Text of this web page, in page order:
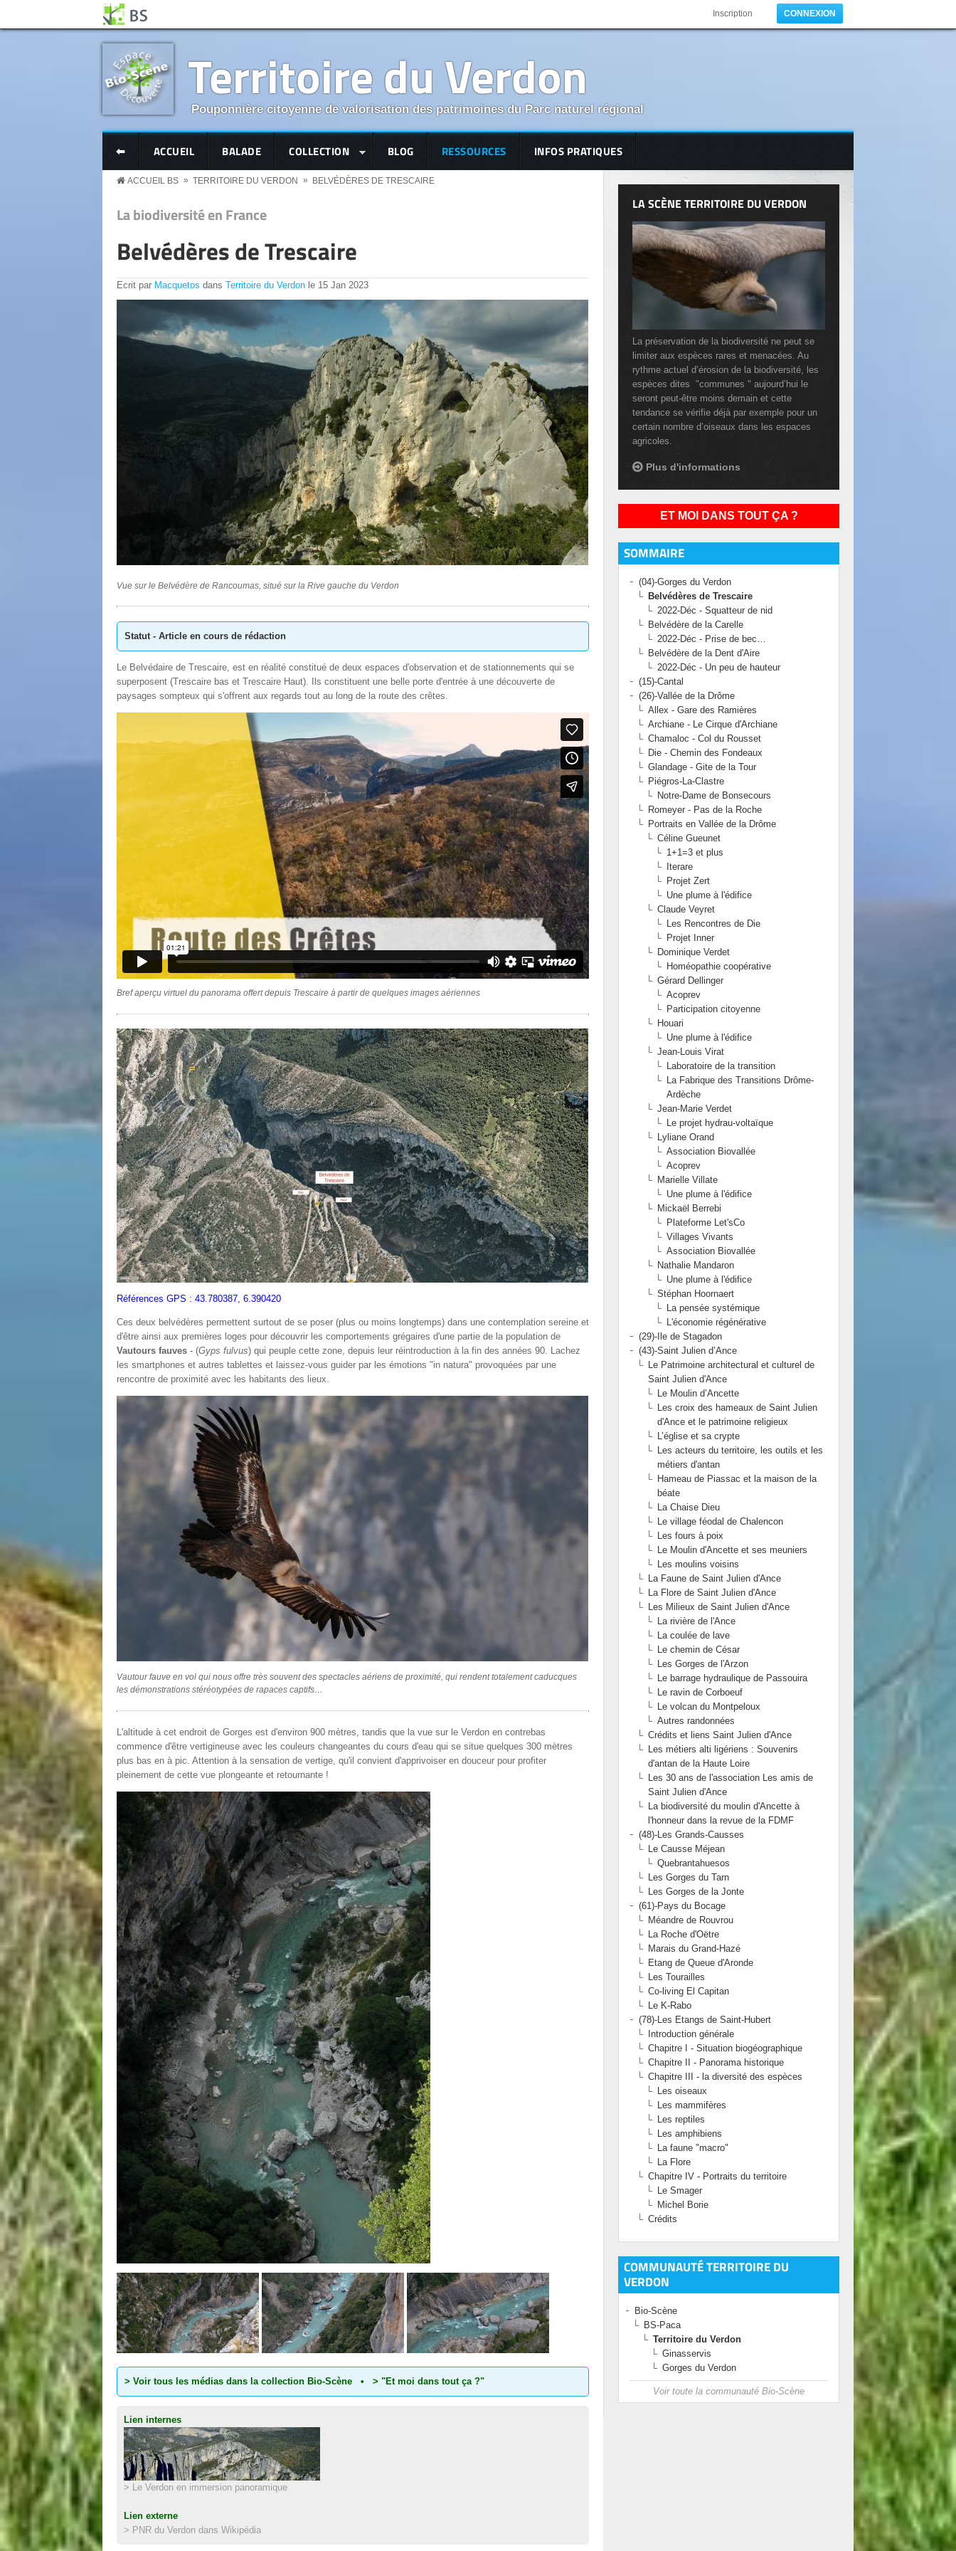
Aller au contenu principal
Inscription CONNEXION
Territoire du Verdon
Pouponnière citoyenne de valorisation des patrimoines du Parc naturel régional
BS MENU
⬅ ACCUEIL BALADE COLLECTION BLOG RESSOURCES INFOS PRATIQUES
ACCUEIL BS » TERRITOIRE DU VERDON » BELVÉDÈRES DE TRESCAIRE
La biodiversité en France
Belvédères de Trescaire
Ecrit par Macquetos dans Territoire du Verdon le 15 Jan 2023
Vue sur le Belvédère de Rancoumas, situé sur la Rive gauche du Verdon
Statut - Article en cours de rédaction
Le Belvédaire de Trescaire, est en réalité constitué de deux espaces d'observation et de stationnements qui se
superposent (Trescaire bas et Trescaire Haut). Ils constituent une belle porte d'entrée à une découverte de
paysages sompteux qui s'offrent aux regards tout au long de la route des crêtes.
Bref aperçu virtuel du panorama offert depuis Trescaire à partir de quelques images aériennes
Références GPS : 43.780387, 6.390420
Ces deux belvédères permettent surtout de se poser (plus ou moins longtemps) dans une contemplation sereine et
d'être ainsi aux premières loges pour découvrir les comportements grégaires d'une partie de la population de
Vautours fauves - (Gyps fulvus) qui peuple cette zone, depuis leur réintroduction à la fin des années 90. Lachez
les smartphones et autres tablettes et laissez-vous guider par les émotions "in natura" provoquées par une
rencontre de proximité avec les habitants des lieux.
Vautour fauve en vol qui nous offre très souvent des spectacles aériens de proximité, qui rendent totalement caducques
les démonstrations stéréotypées de rapaces captifs…
L'altitude à cet endroit de Gorges est d'environ 900 mètres, tandis que la vue sur le Verdon en contrebas
commence d'être vertigineuse avec les couleurs changeantes du cours d'eau qui se situe quelques 300 mètres
plus bas en à pic. Attention à la sensation de vertige, qu'il convient d'apprivoiser en douceur pour profiter
pleinement de cette vue plongeante et retournante !
> Voir tous les médias dans la collection Bio-Scène • > "Et moi dans tout ça ?"
Lien internes
> Le Verdon en immersion panoramique
Lien externe
> PNR du Verdon dans Wikipédia
LA SCÈNE TERRITOIRE DU VERDON
La préservation de la biodiversité ne peut se
limiter aux espèces rares et menacées. Au
rythme actuel d’érosion de la biodiversité, les
espèces dites "communes " aujourd’hui le
seront peut-être moins demain et cette
tendance se vérifie déjà par exemple pour un
certain nombre d’oiseaux dans les espaces
agricoles.
Plus d'informations
ET MOI DANS TOUT ÇA ?
SOMMAIRE
(04)-Gorges du Verdon
Belvédères de Trescaire
2022-Déc - Squatteur de nid
Belvédère de la Carelle
2022-Déc - Prise de bec…
Belvédère de la Dent d'Aire
2022-Déc - Un peu de hauteur
(15)-Cantal
(26)-Vallée de la Drôme
Allex - Gare des Ramières
Archiane - Le Cirque d'Archiane
Chamaloc - Col du Rousset
Die - Chemin des Fondeaux
Glandage - Gite de la Tour
Piégros-La-Clastre
Notre-Dame de Bonsecours
Romeyer - Pas de la Roche
Portraits en Vallée de la Drôme
Céline Gueunet
1+1=3 et plus
Iterare
Projet Zert
Une plume à l'édifice
Claude Veyret
Les Rencontres de Die
Projet Inner
Dominique Verdet
Homéopathie coopérative
Gérard Dellinger
Acoprev
Participation citoyenne
Houari
Une plume à l'édifice
Jean-Louis Virat
Laboratoire de la transition
La Fabrique des Transitions Drôme-
Ardèche
Jean-Marie Verdet
Le projet hydrau-voltaïque
Lyliane Orand
Association Biovallée
Acoprev
Marielle Villate
Une plume à l'édifice
Mickaël Berrebi
Plateforme Let'sCo
Villages Vivants
Association Biovallée
Nathalie Mandaron
Une plume à l'édifice
Stéphan Hoornaert
La pensée systémique
L'économie régénérative
(29)-Ile de Stagadon
(43)-Saint Julien d’Ance
Le Patrimoine architectural et culturel de
Saint Julien d'Ance
Le Moulin d’Ancette
Les croix des hameaux de Saint Julien
d'Ance et le patrimoine religieux
L’église et sa crypte
Les acteurs du territoire, les outils et les
métiers d'antan
Hameau de Piassac et la maison de la
béate
La Chaise Dieu
Le village féodal de Chalencon
Les fours à poix
Le Moulin d'Ancette et ses meuniers
Les moulins voisins
La Faune de Saint Julien d'Ance
La Flore de Saint Julien d'Ance
Les Milieux de Saint Julien d'Ance
La rivière de l'Ance
La coulée de lave
Le chemin de César
Les Gorges de l'Arzon
Le barrage hydraulique de Passouira
Le ravin de Corboeuf
Le volcan du Montpeloux
Autres randonnées
Crédits et liens Saint Julien d'Ance
Les métiers alti ligériens : Souvenirs
d'antan de la Haute Loire
Les 30 ans de l'association Les amis de
Saint Julien d'Ance
La biodiversité du moulin d'Ancette à
l'honneur dans la revue de la FDMF
(48)-Les Grands-Causses
Le Causse Méjean
Quebrantahuesos
Les Gorges du Tarn
Les Gorges de la Jonte
(61)-Pays du Bocage
Méandre de Rouvrou
La Roche d'Oëtre
Marais du Grand-Hazé
Etang de Queue d'Aronde
Les Tourailles
Co-living El Capitan
Le K-Rabo
(78)-Les Etangs de Saint-Hubert
Introduction générale
Chapitre I - Situation biogéographique
Chapitre II - Panorama historique
Chapitre III - la diversité des espèces
Les oiseaux
Les mammifères
Les reptiles
Les amphibiens
La faune "macro"
La Flore
Chapitre IV - Portraits du territoire
Le Smager
Michel Borie
Crédits
COMMUNAUTÉ TERRITOIRE DU
VERDON
Bio-Scène
BS-Paca
Territoire du Verdon
Ginasservis
Gorges du Verdon
Voir toute la communauté Bio-Scène
Panneau de gestion des cookies